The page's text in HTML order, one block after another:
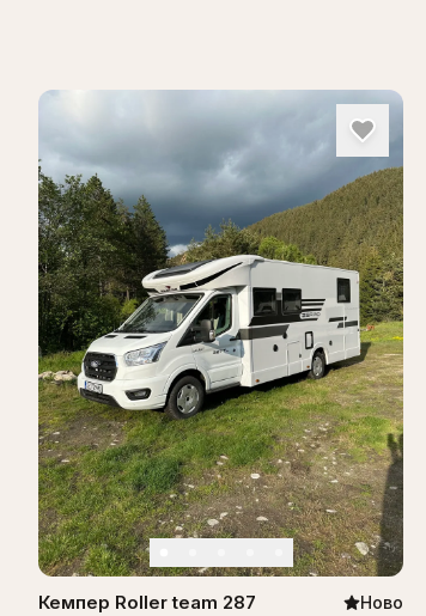
Кемпер Roller team 287
Ново